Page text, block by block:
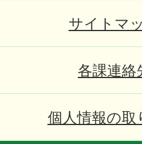
サイトマ
各課連絡
個人情報の取